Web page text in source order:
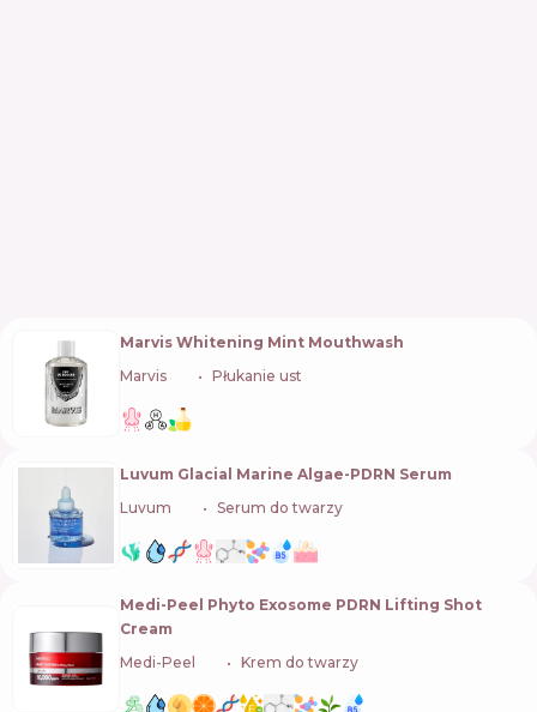
Marvis Whitening Mint Mouthwash
Marvis
Płukanie ust
Luvum Glacial Marine Algae-PDRN Serum
Luvum
Serum do twarzy
Medi-Peel Phyto Exosome PDRN Lifting Shot
Cream
Medi-Peel
Krem do twarzy